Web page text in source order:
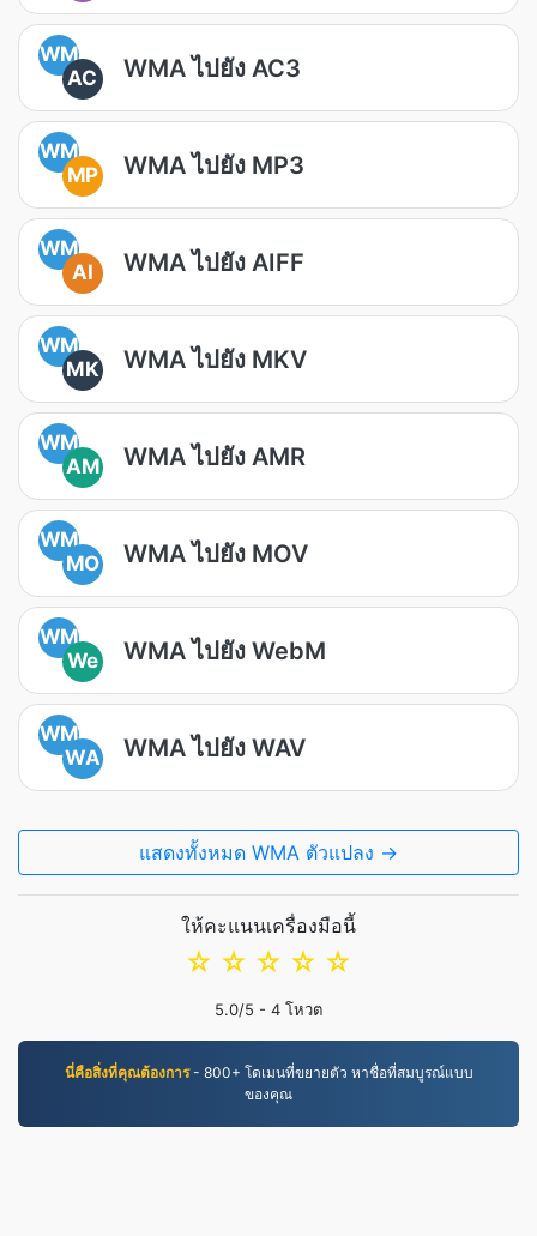
WM
AC
WMA ไปยัง AC3
WM
MP
WMA ไปยัง MP3
WM
AI
WMA ไปยัง AIFF
WM
MK
WMA ไปยัง MKV
WM
AM
WMA ไปยัง AMR
WM
MO
WMA ไปยัง MOV
WM
We
WMA ไปยัง WebM
WM
WA
WMA ไปยัง WAV
แสดงทั้งหมด WMA ตัวแปลง →
ให้คะแนนเครื่องมือนี้
☆
☆
☆
☆
☆
5.0/5 - 4 โหวต
นี่คือสิ่งที่คุณต้องการ- 800+ โดเมนที่ขยายตัว หาชื่อที่สมบูรณ์แบบ
ของคุณ